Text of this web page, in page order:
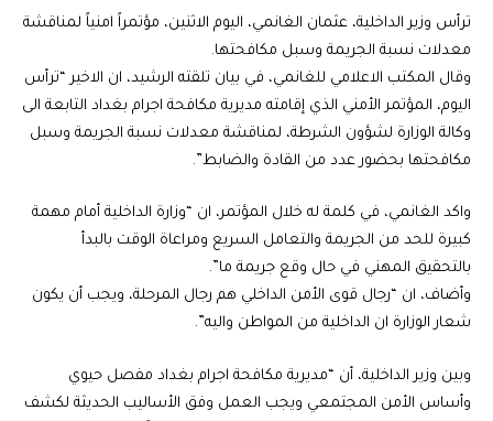
ترأس وزير الداخلية، عثمان الغانمي، اليوم الاثنين، مؤتمراً امنياً لمناقشة
معدلات نسبة الجريمة وسبل مكافحتها.
وقال المكتب الاعلامي للغانمي، في بيان تلقته الرشيد، ان الاخير “ترأس
اليوم، المؤتمر الأمني الذي إقامته مديرية مكافحة اجرام بغداد التابعة الى
وكالة الوزارة لشؤون الشرطة، لمناقشة معدلات نسبة الجريمة وسبل
مكافحتها بحضور عدد من القادة والضابط”.
واكد الغانمي، في كلمة له خلال المؤتمر، ان “وزارة الداخلية أمام مهمة
كبيرة للحد من الجريمة والتعامل السريع ومراعاة الوقت بالبدأ
بالتحقيق المهني في حال وقع جريمة ما”.
وأضاف، ان “رجال قوى الأمن الداخلي هم رجال المرحلة، ويجب أن يكون
شعار الوزارة ان الداخلية من المواطن واليه”.
وبين وزير الداخلية، أن “مديرية مكافحة اجرام بغداد مفصل حيوي
وأساس الأمن المجتمعي ويجب العمل وفق الأساليب الحديثة لكشف